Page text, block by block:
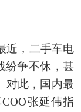
近，二手车电
纷争不休，甚
对此，国内最
张延伟指